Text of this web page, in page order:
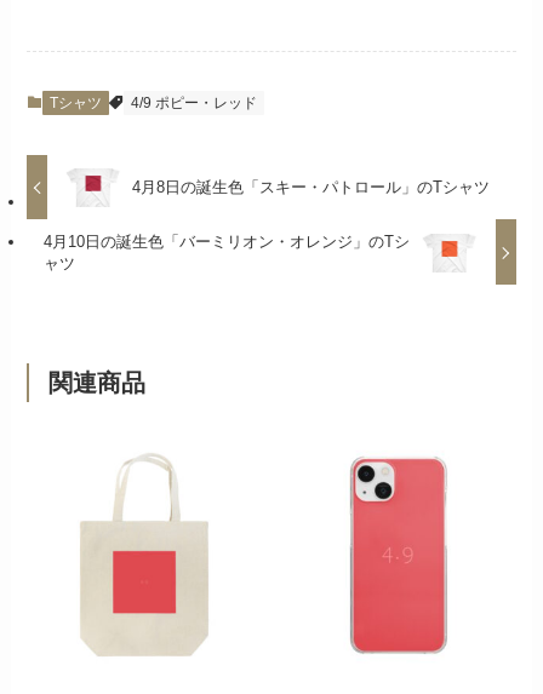
Tシャツ 4/9 ポピー・レッド
4月8日の誕生色「スキー・パトロール」のTシャツ
4月10日の誕生色「バーミリオン・オレンジ」のTシ
ャツ
関連商品